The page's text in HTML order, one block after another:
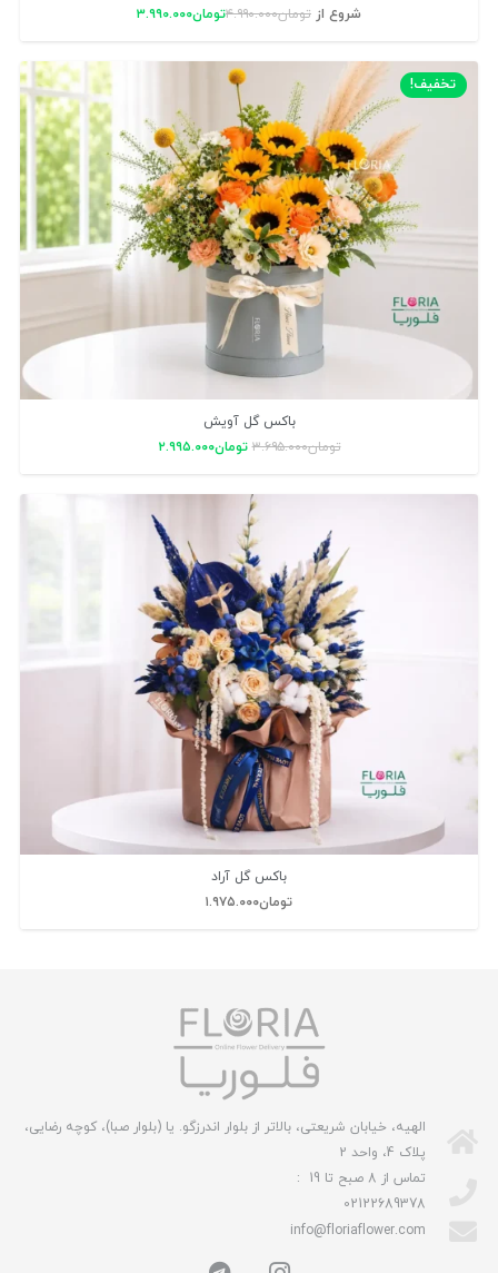
شروع از تومان۴.۹۹۰.۰۰۰تومان۳.۹۹۰.۰۰۰
تخفیف!
باکس گل آویش
تومان۳.۶۹۵.۰۰۰ تومان۲.۹۹۵.۰۰۰
باکس گل آراد
تومان۱.۹۷۵.۰۰۰
الهیه، خیابان شریعتی، بالاتر از بلوار اندرزگو. یا (بلوار صبا)، کوچه رضایی،
پلاک 4، واحد 2
تماس از 8 صبح تا 19 :
02122689378
info@floriaflower.com